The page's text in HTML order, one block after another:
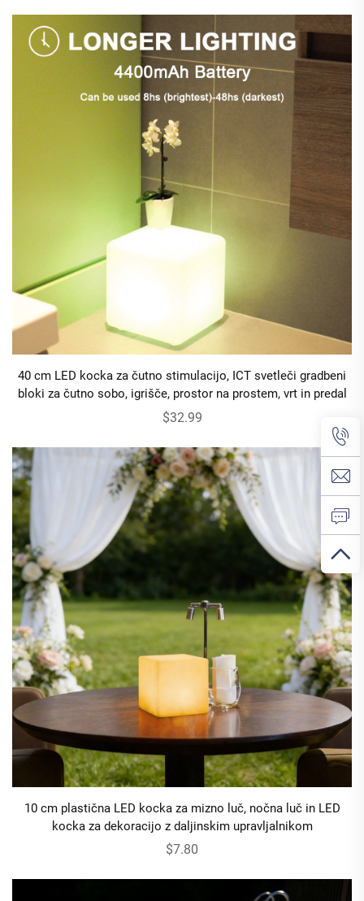
40 cm LED kocka za čutno stimulacijo, ICT svetleči gradbeni
bloki za čutno sobo, igrišče, prostor na prostem, vrt in predal
$32.99
10 cm plastična LED kocka za mizno luč, nočna luč in LED
kocka za dekoracijo z daljinskim upravljalnikom
$7.80